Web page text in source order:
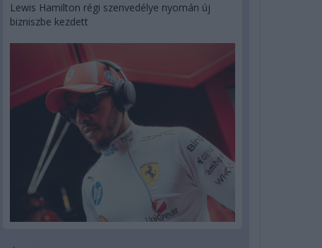
Lewis Hamilton régi szenvedélye nyomán új
bizniszbe kezdett